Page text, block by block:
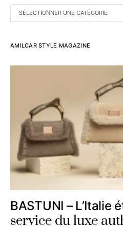
CATÉGORIES
AMILCAR STYLE MAGAZINE
BASTUNI – L’Italie
service du luxe